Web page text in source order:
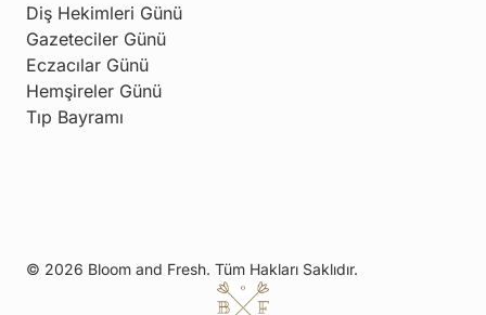
Diş Hekimleri Günü
Gazeteciler Günü
Eczacılar Günü
Hemşireler Günü
Tıp Bayramı
© 2026 Bloom and Fresh. Tüm Hakları Saklıdır.